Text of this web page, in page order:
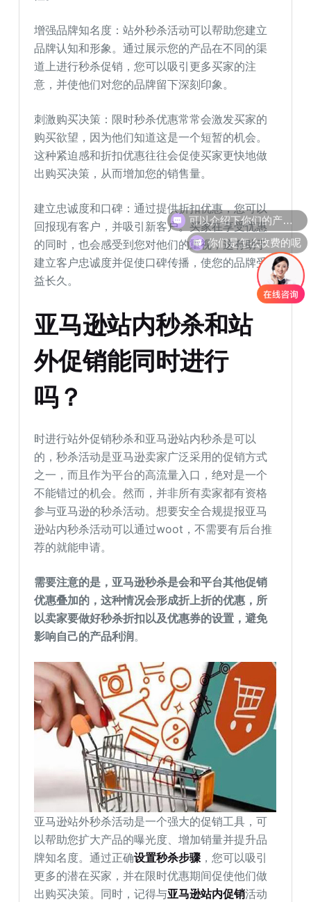
增强品牌知名度：站外秒杀活动可以帮助您建立
品牌认知和形象。通过展示您的产品在不同的渠
道上进行秒杀促销，您可以吸引更多买家的注
意，并使他们对您的品牌留下深刻印象。
刺激购买决策：限时秒杀优惠常常会激发买家的
购买欲望，因为他们知道这是一个短暂的机会。
这种紧迫感和折扣优惠往往会促使买家更快地做
出购买决策，从而增加您的销售量。
建立忠诚度和口碑：通过提供折扣优惠，您可以
回报现有客户，并吸引新客户。买家在享受优惠
的同时，也会感受到您对他们的重视，这有助于
建立客户忠诚度并促使口碑传播，使您的品牌受
益长久。
亚马逊站内秒杀和站
外促销能同时进行
吗？
时进行站外促销秒杀和亚马逊站内秒杀是可以
的，秒杀活动是亚马逊卖家广泛采用的促销方式
之一，而且作为平台的高流量入口，绝对是一个
不能错过的机会。然而，并非所有卖家都有资格
参与亚马逊的秒杀活动。想要安全合规提报亚马
逊站内秒杀活动可以通过woot，不需要有后台推
荐的就能申请。
需要注意的是，亚马逊秒杀是会和平台其他促销
优惠叠加的，这种情况会形成折上折的优惠，所
以卖家要做好秒杀折扣以及优惠券的设置，避免
影响自己的产品利润。
亚马逊站外秒杀活动是一个强大的促销工具，可
以帮助您扩大产品的曝光度、增加销量并提升品
牌知名度。通过正确设置秒杀步骤 ，您可以吸引
更多的潜在买家，并在限时优惠期间促使他们做
出购买决策。同时，记得与亚马逊站内促销活动
你们是怎么收费的呢